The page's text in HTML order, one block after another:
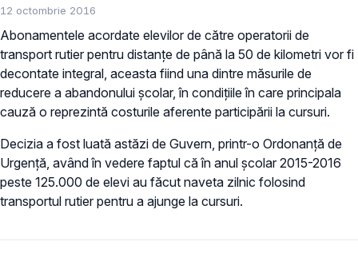
12 octombrie 2016
Abonamentele acordate elevilor de către operatorii de
transport rutier pentru distanțe de până la 50 de kilometri vor fi
decontate integral, aceasta fiind una dintre măsurile de
reducere a abandonului școlar, în condițiile în care principala
cauză o reprezintă costurile aferente participării la cursuri.
Decizia a fost luată astăzi de Guvern, printr-o Ordonanță de
Urgență, având în vedere faptul că în anul școlar 2015-2016
peste 125.000 de elevi au făcut naveta zilnic folosind
transportul rutier pentru a ajunge la cursuri.